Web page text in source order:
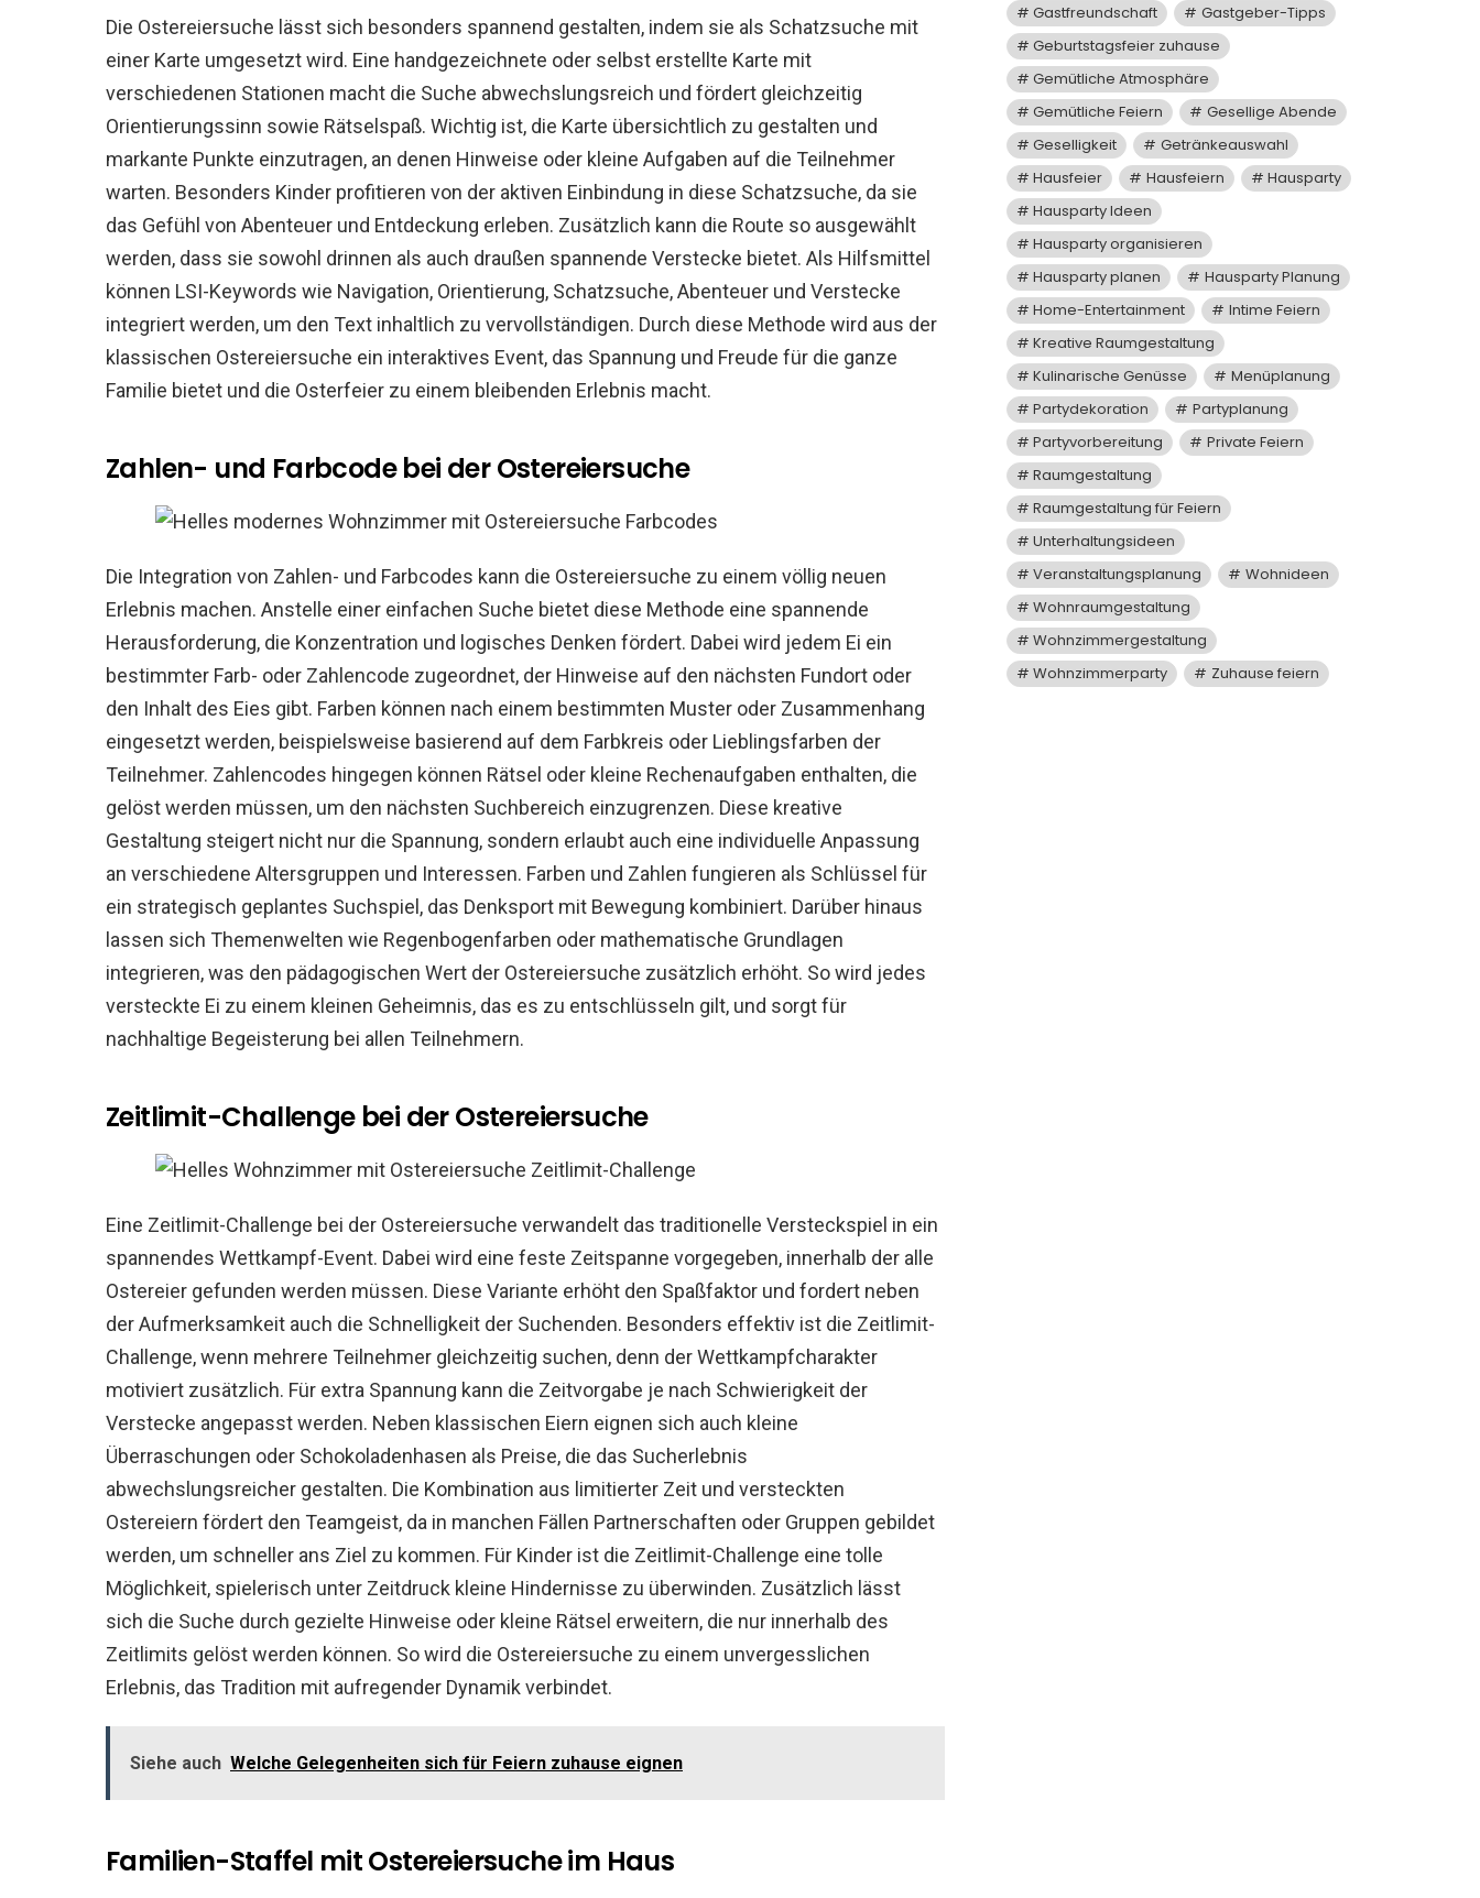
Die Ostereiersuche lässt sich besonders spannend gestalten, indem sie als Schatzsuche mit
einer Karte umgesetzt wird. Eine handgezeichnete oder selbst erstellte Karte mit
verschiedenen Stationen macht die Suche abwechslungsreich und fördert gleichzeitig
Orientierungssinn sowie Rätselspaß. Wichtig ist, die Karte übersichtlich zu gestalten und
markante Punkte einzutragen, an denen Hinweise oder kleine Aufgaben auf die Teilnehmer
warten. Besonders Kinder profitieren von der aktiven Einbindung in diese Schatzsuche, da sie
das Gefühl von Abenteuer und Entdeckung erleben. Zusätzlich kann die Route so ausgewählt
werden, dass sie sowohl drinnen als auch draußen spannende Verstecke bietet. Als Hilfsmittel
können LSI-Keywords wie Navigation, Orientierung, Schatzsuche, Abenteuer und Verstecke
integriert werden, um den Text inhaltlich zu vervollständigen. Durch diese Methode wird aus der
klassischen Ostereiersuche ein interaktives Event, das Spannung und Freude für die ganze
Familie bietet und die Osterfeier zu einem bleibenden Erlebnis macht.
Zahlen- und Farbcode bei der Ostereiersuche
Die Integration von Zahlen- und Farbcodes kann die Ostereiersuche zu einem völlig neuen
Erlebnis machen. Anstelle einer einfachen Suche bietet diese Methode eine spannende
Herausforderung, die Konzentration und logisches Denken fördert. Dabei wird jedem Ei ein
bestimmter Farb- oder Zahlencode zugeordnet, der Hinweise auf den nächsten Fundort oder
den Inhalt des Eies gibt. Farben können nach einem bestimmten Muster oder Zusammenhang
eingesetzt werden, beispielsweise basierend auf dem Farbkreis oder Lieblingsfarben der
Teilnehmer. Zahlencodes hingegen können Rätsel oder kleine Rechenaufgaben enthalten, die
gelöst werden müssen, um den nächsten Suchbereich einzugrenzen. Diese kreative
Gestaltung steigert nicht nur die Spannung, sondern erlaubt auch eine individuelle Anpassung
an verschiedene Altersgruppen und Interessen. Farben und Zahlen fungieren als Schlüssel für
ein strategisch geplantes Suchspiel, das Denksport mit Bewegung kombiniert. Darüber hinaus
lassen sich Themenwelten wie Regenbogenfarben oder mathematische Grundlagen
integrieren, was den pädagogischen Wert der Ostereiersuche zusätzlich erhöht. So wird jedes
versteckte Ei zu einem kleinen Geheimnis, das es zu entschlüsseln gilt, und sorgt für
nachhaltige Begeisterung bei allen Teilnehmern.
Zeitlimit-Challenge bei der Ostereiersuche
Eine Zeitlimit-Challenge bei der Ostereiersuche verwandelt das traditionelle Versteckspiel in ein
spannendes Wettkampf-Event. Dabei wird eine feste Zeitspanne vorgegeben, innerhalb der alle
Ostereier gefunden werden müssen. Diese Variante erhöht den Spaßfaktor und fordert neben
der Aufmerksamkeit auch die Schnelligkeit der Suchenden. Besonders effektiv ist die Zeitlimit-
Challenge, wenn mehrere Teilnehmer gleichzeitig suchen, denn der Wettkampfcharakter
motiviert zusätzlich. Für extra Spannung kann die Zeitvorgabe je nach Schwierigkeit der
Verstecke angepasst werden. Neben klassischen Eiern eignen sich auch kleine
Überraschungen oder Schokoladenhasen als Preise, die das Sucherlebnis
abwechslungsreicher gestalten. Die Kombination aus limitierter Zeit und versteckten
Ostereiern fördert den Teamgeist, da in manchen Fällen Partnerschaften oder Gruppen gebildet
werden, um schneller ans Ziel zu kommen. Für Kinder ist die Zeitlimit-Challenge eine tolle
Möglichkeit, spielerisch unter Zeitdruck kleine Hindernisse zu überwinden. Zusätzlich lässt
sich die Suche durch gezielte Hinweise oder kleine Rätsel erweitern, die nur innerhalb des
Zeitlimits gelöst werden können. So wird die Ostereiersuche zu einem unvergesslichen
Erlebnis, das Tradition mit aufregender Dynamik verbindet.
Siehe auch Welche Gelegenheiten sich für Feiern zuhause eignen
Familien-Staffel mit Ostereiersuche im Haus
Gastfreundschaft
Gastgeber-Tipps
Geburtstagsfeier zuhause
Gemütliche Atmosphäre
Gemütliche Feiern
Gesellige Abende
Geselligkeit
Getränkeauswahl
Hausfeier
Hausfeiern
Hausparty
Hausparty Ideen
Hausparty organisieren
Hausparty planen
Hausparty Planung
Home-Entertainment
Intime Feiern
Kreative Raumgestaltung
Kulinarische Genüsse
Menüplanung
Partydekoration
Partyplanung
Partyvorbereitung
Private Feiern
Raumgestaltung
Raumgestaltung für Feiern
Unterhaltungsideen
Veranstaltungsplanung
Wohnideen
Wohnraumgestaltung
Wohnzimmergestaltung
Wohnzimmerparty
Zuhause feiern